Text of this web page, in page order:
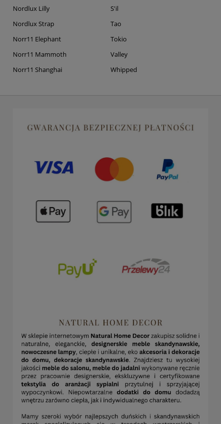
Nordlux Lilly
Nordlux Strap
Norr11 Elephant
Norr11 Mammoth
Norr11 Shanghai
S'il
Tao
Tokio
Valley
Whipped